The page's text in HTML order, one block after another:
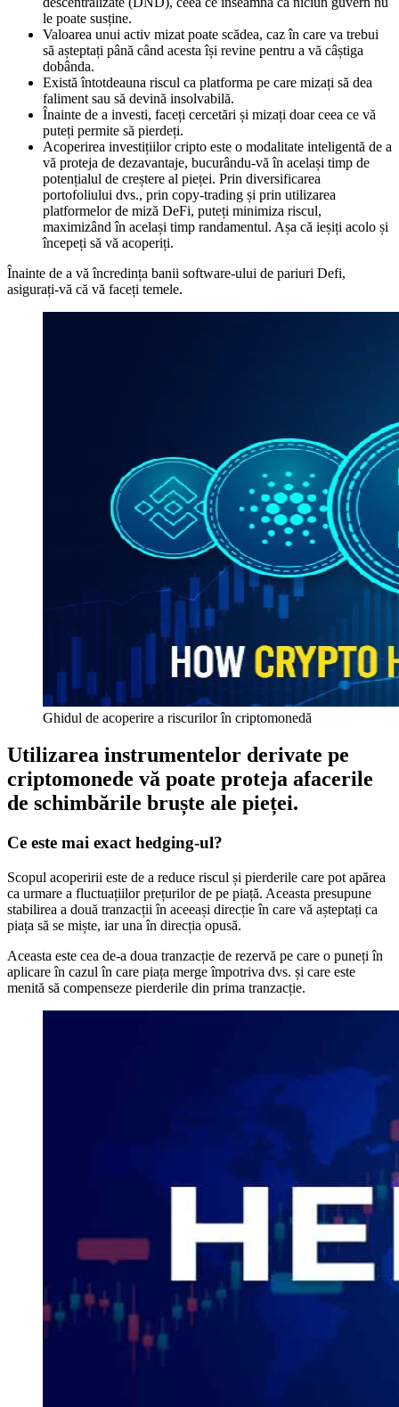
le poate susține.
Valoarea unui activ mizat poate scădea, caz în care va trebui
să așteptați până când acesta își revine pentru a vă câștiga
dobânda.
Există întotdeauna riscul ca platforma pe care mizați să dea
faliment sau să devină insolvabilă.
Înainte de a investi, faceți cercetări și mizați doar ceea ce vă
puteți permite să pierdeți.
Acoperirea investițiilor cripto este o modalitate inteligentă de a
vă proteja de dezavantaje, bucurându-vă în același timp de
potențialul de creștere al pieței. Prin diversificarea
portofoliului dvs., prin copy-trading și prin utilizarea
platformelor de miză DeFi, puteți minimiza riscul,
maximizând în același timp randamentul. Așa că ieșiți acolo și
începeți să vă acoperiți.
Înainte de a vă încredința banii software-ului de pariuri Defi,
asigurați-vă că vă faceți temele.
Ghidul de acoperire a riscurilor în criptomonedă
Utilizarea instrumentelor derivate pe
criptomonede vă poate proteja afacerile
de schimbările bruște ale pieței.
Ce este mai exact hedging-ul?
Scopul acoperirii este de a reduce riscul și pierderile care pot apărea
ca urmare a fluctuațiilor prețurilor de pe piață. Aceasta presupune
stabilirea a două tranzacții în aceeași direcție în care vă așteptați ca
piața să se miște, iar una în direcția opusă.
Aceasta este cea de-a doua tranzacție de rezervă pe care o puneți în
aplicare în cazul în care piața merge împotriva dvs. și care este
menită să compenseze pierderile din prima tranzacție.